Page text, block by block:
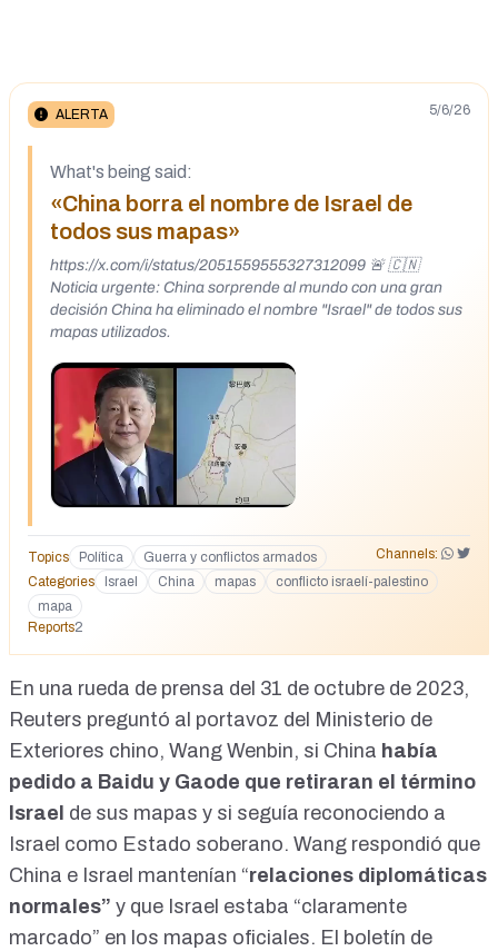
ALERTA 5/6/26
What's being said:
«China borra el nombre de Israel de
todos sus mapas»
https://x.com/i/status/2051559555327312099 🚨 🇨🇳
Noticia urgente: China sorprende al mundo con una gran
decisión China ha eliminado el nombre "Israel" de todos sus
mapas utilizados.
Topics Política Guerra y conflictos armados
Channels:
Categories
Israel China mapas
conflicto israelí-palestino
mapa
Reports2
En una rueda de prensa del 31 de octubre de 2023,
Reuters preguntó al portavoz del Ministerio de
Exteriores chino, Wang Wenbin, si China había
pedido a Baidu y Gaode que retiraran el término
Israel de sus mapas y si seguía reconociendo a
Israel como Estado soberano. Wang respondió que
China e Israel mantenían “relaciones diplomáticas
normales” y que Israel estaba “claramente
marcado” en los mapas oficiales. El boletín de